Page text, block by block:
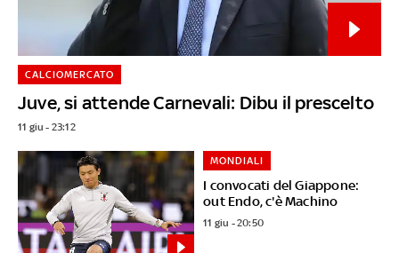
Juve, si attende Carnevali: Dibu il prescelto
CALCIOMERCATO
11 giu - 23:12
I convocati del Giappone:
out Endo, c'è Machino
MONDIALI
11 giu - 20:50